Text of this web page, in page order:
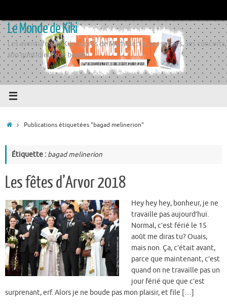
contenu
Le Monde de Kiki
Les aventures de Kiki auprès de Momiflette, ses sorties, ses concerts,
son quotidien, son boulot
AccueilPublications étiquetées "bagad melinerion"
Étiquette : bagad melinerion
Les fêtes d’Arvor 2018
Hey hey hey, bonheur, je ne
travaille pas aujourd’hui.
Normal, c’est férié le 15
août me diras tu? Ouais,
mais non. Ça, c’était avant,
parce que maintenant, c’est
quand on ne travaille pas un
jour férié que que c’est
surprenant, erf. Alors je ne boude pas mon plaisir, et file […]